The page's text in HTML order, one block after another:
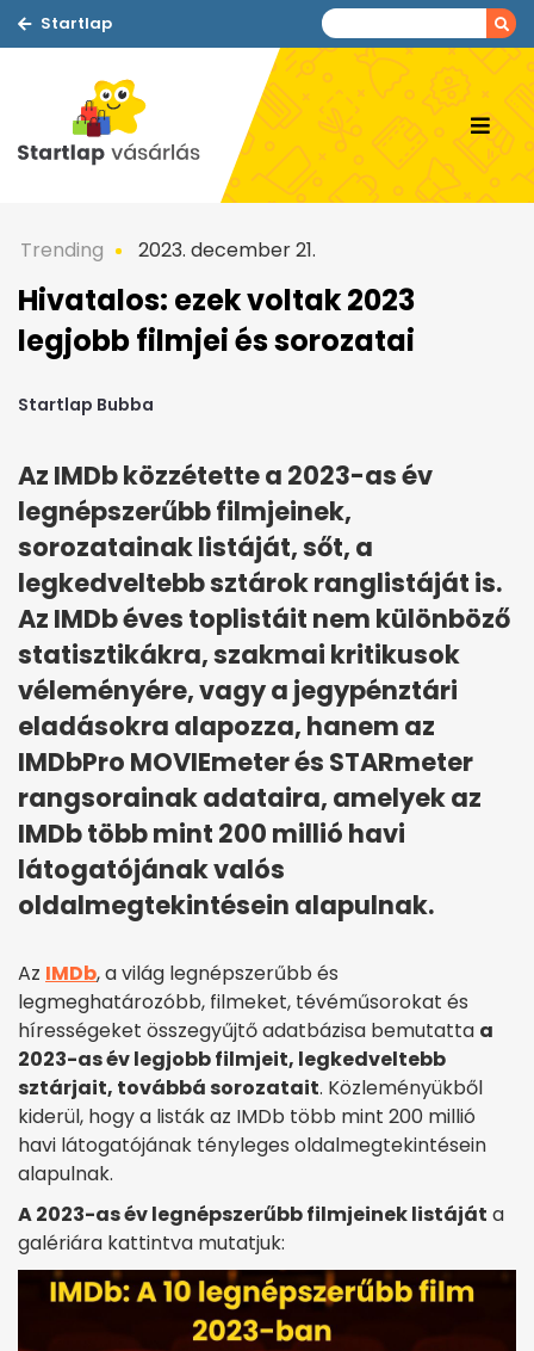
Startlap
Trending 2023. december 21.
Hivatalos: ezek voltak 2023
legjobb filmjei és sorozatai
Startlap Bubba
Az IMDb közzétette a 2023-as év
legnépszerűbb filmjeinek,
sorozatainak listáját, sőt, a
legkedveltebb sztárok ranglistáját is.
Az IMDb éves toplistáit nem különböző
statisztikákra, szakmai kritikusok
véleményére, vagy a jegypénztári
eladásokra alapozza, hanem az
IMDbPro MOVIEmeter és STARmeter
rangsorainak adataira, amelyek az
IMDb több mint 200 millió havi
látogatójának valós
oldalmegtekintésein alapulnak.
Az IMDb, a világ legnépszerűbb és
legmeghatározóbb, filmeket, tévéműsorokat és
hírességeket összegyűjtő adatbázisa bemutatta a
2023-as év legjobb filmjeit, legkedveltebb
sztárjait, továbbá sorozatait. Közleményükből
kiderül, hogy a listák az IMDb több mint 200 millió
havi látogatójának tényleges oldalmegtekintésein
alapulnak.
A 2023-as év legnépszerűbb filmjeinek listáját a
galériára kattintva mutatjuk: